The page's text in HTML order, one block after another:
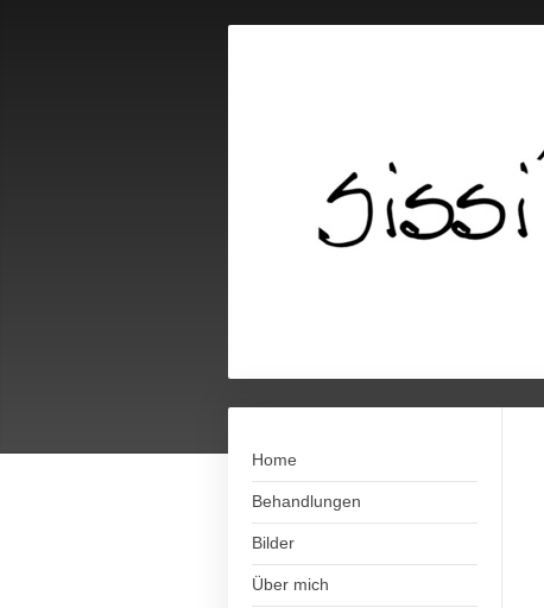
Home
Behandlungen
Bilder
Über mich